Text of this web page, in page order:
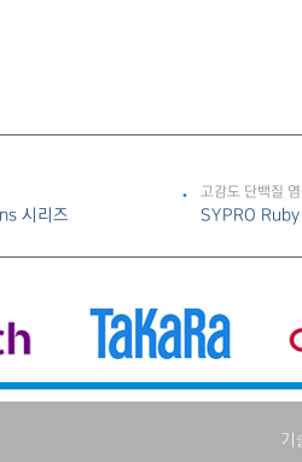
시리즈
고감도 단백질
SYPRO
기